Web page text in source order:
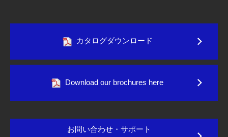
カタログダウンロード
Download our brochures here
お問い合わせ・サポート